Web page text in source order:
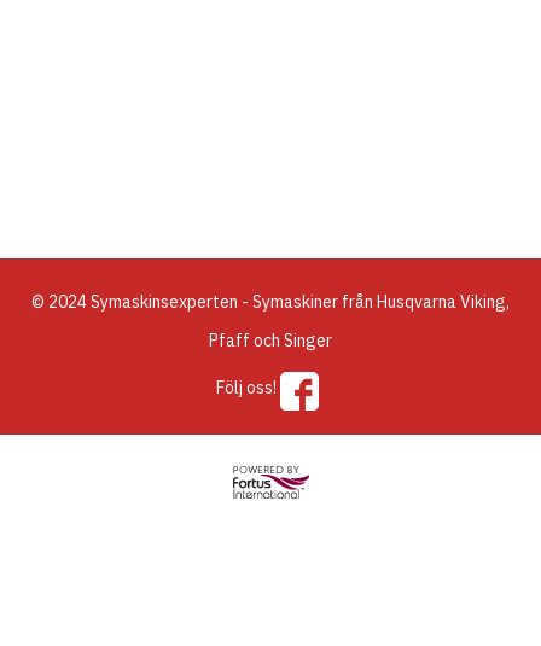
© 2024 Symaskinsexperten - Symaskiner från Husqvarna Viking,
Pfaff och Singer
Följ oss!